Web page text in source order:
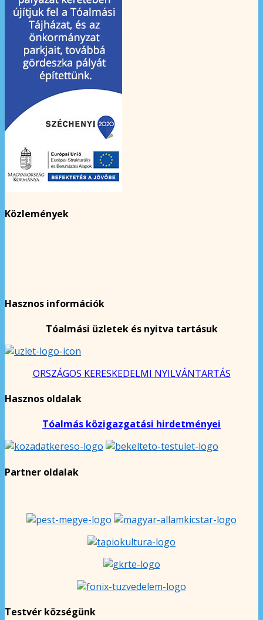
Közlemények
Hasznos információk
Tóalmási üzletek és nyitva tartásuk
ORSZÁGOS KERESKEDELMI NYILVÁNTARTÁS
Hasznos oldalak
Tóalmás közigazgatási hirdetményei
Partner oldalak
Testvér községünk